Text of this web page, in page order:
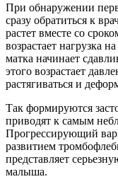
При обнаружении
сразу обратиться к
растет вместе со
возрастает нагрузка
матка начинает
этого возрастает
растягиваться и
Так формируются
приводят к самым
Прогрессирующий
развитием
представляет
малыша.